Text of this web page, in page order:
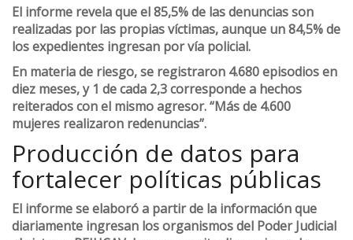
El informe revela que el 85,5% de las denuncias son
realizadas por las propias víctimas, aunque un 84,5% de
los expedientes ingresan por vía policial.
En materia de riesgo, se registraron 4.680 episodios en
diez meses, y 1 de cada 2,3 corresponde a hechos
reiterados con el mismo agresor. “Más de 4.600
mujeres realizaron redenuncias”.
Producción de datos para
fortalecer políticas públicas
El informe se elaboró a partir de la información que
diariamente ingresan los organismos del Poder Judicial